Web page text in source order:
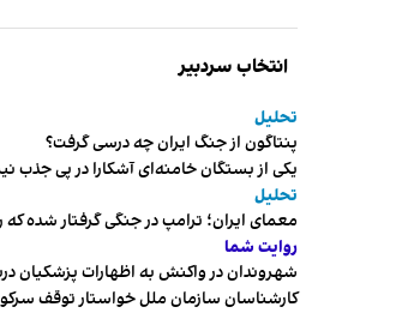
انتخاب سردبیر
تحلیل
پنتاگون از جنگ ایران چه درسی گرفت؟
یکی از بستگان خامنه‌ای آشکارا در پی جذب
تحلیل
معمای ایران؛ ترامپ در جنگی گرفتار شده
روایت شما
شهروندان در واکنش به اظهارات پزشکیان
کارشناسان سازمان ملل خواستار توقف